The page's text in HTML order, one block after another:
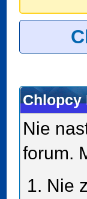
Chlopcy
Nie
forum.
Nie